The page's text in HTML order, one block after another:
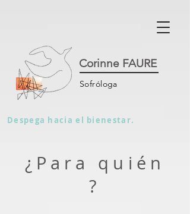
Corinne FAURE
Sofróloga
Despega hacia el bienestar.
¿Para quién
?